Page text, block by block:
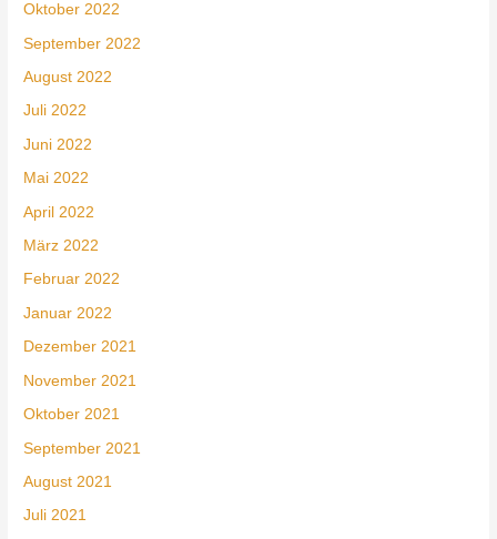
Oktober 2022
September 2022
August 2022
Juli 2022
Juni 2022
Mai 2022
April 2022
März 2022
Februar 2022
Januar 2022
Dezember 2021
November 2021
Oktober 2021
September 2021
August 2021
Juli 2021